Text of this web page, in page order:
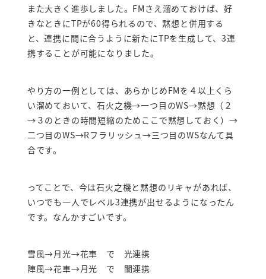
また大きく進歩しました。FMさえ溜めておけば、好
きなときにTPが60得られるので、黙想と併用する
と、連携に間に合うように新たにTPを生成して、3連
携することが可能になりました。
やり方の一例としては、あらかじめFMを４以上くら
い溜めておいて、石火之機→一つ目のWS→黙想（２
→３のときの時間短縮のためここで黙想しておく）→
二つ目のWS→Rフラリッシュ→三つ目のWSなんて具
合です。
ってことで、今は石火之機と黙想のリキャがあれば、
いつでも一人でレベル3連携が出せるようになったん
です。なんかすごいです。
雪風→月光→花車 で 光連携
陣風→花車→月光 で 闇連携